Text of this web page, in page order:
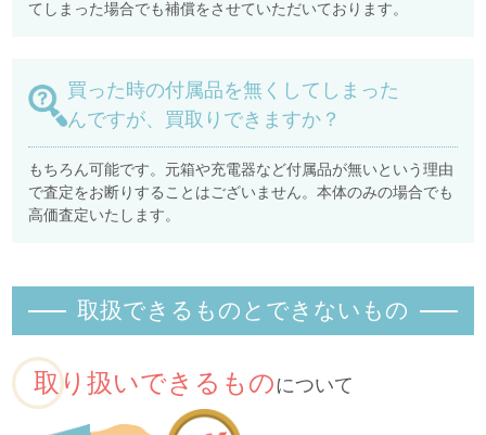
てしまった場合でも補償をさせていただいております。
買った時の付属品を無くしてしまった
んですが、買取りできますか？
もちろん可能です。元箱や充電器など付属品が無いという理由
で査定をお断りすることはございません。本体のみの場合でも
高価査定いたします。
取扱できるものとできないもの
取り扱いできるものについて